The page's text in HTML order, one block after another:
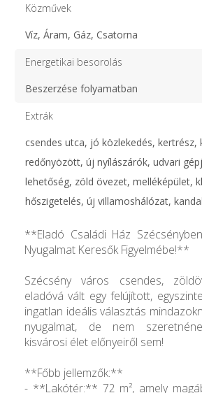
Közművek
Víz, Áram, Gáz, Csatorna
Energetikai besorolás
Beszerzése folyamatban
Extrák
csendes utca, jó közlekedés, kertrész,
redőnyözött, új nyílászárók, udvari
lehetőség, zöld övezet, melléképület,
hőszigetelés, új villamoshálózat,
**Eladó Családi Ház
Nyugalmat Keresők Figyelmébe!**
Szécsény város csendes,
eladóvá vált egy felújított,
ingatlan ideális választás
nyugalmat, de nem
kisvárosi élet előnyeiről sem!
**Főbb jellemzők:**
- **Lakótér:** 72 m², amely